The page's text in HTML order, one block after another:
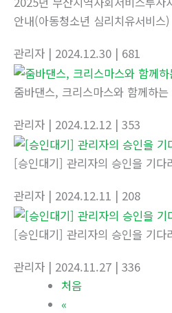
안내(아동청소년 심리치유서비스)
관리자 | 2024.12.30 | 681
줌바댄스, 크리스마스와 함께하
관리자 | 2024.12.12 | 353
[승인대기] 관리자의 승인을 기다
관리자 | 2024.12.11 | 208
[승인대기] 관리자의 승인을 기다
관리자 | 2024.11.27 | 336
처음
«